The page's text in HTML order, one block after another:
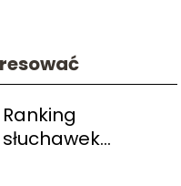
Ranking
słuchawek